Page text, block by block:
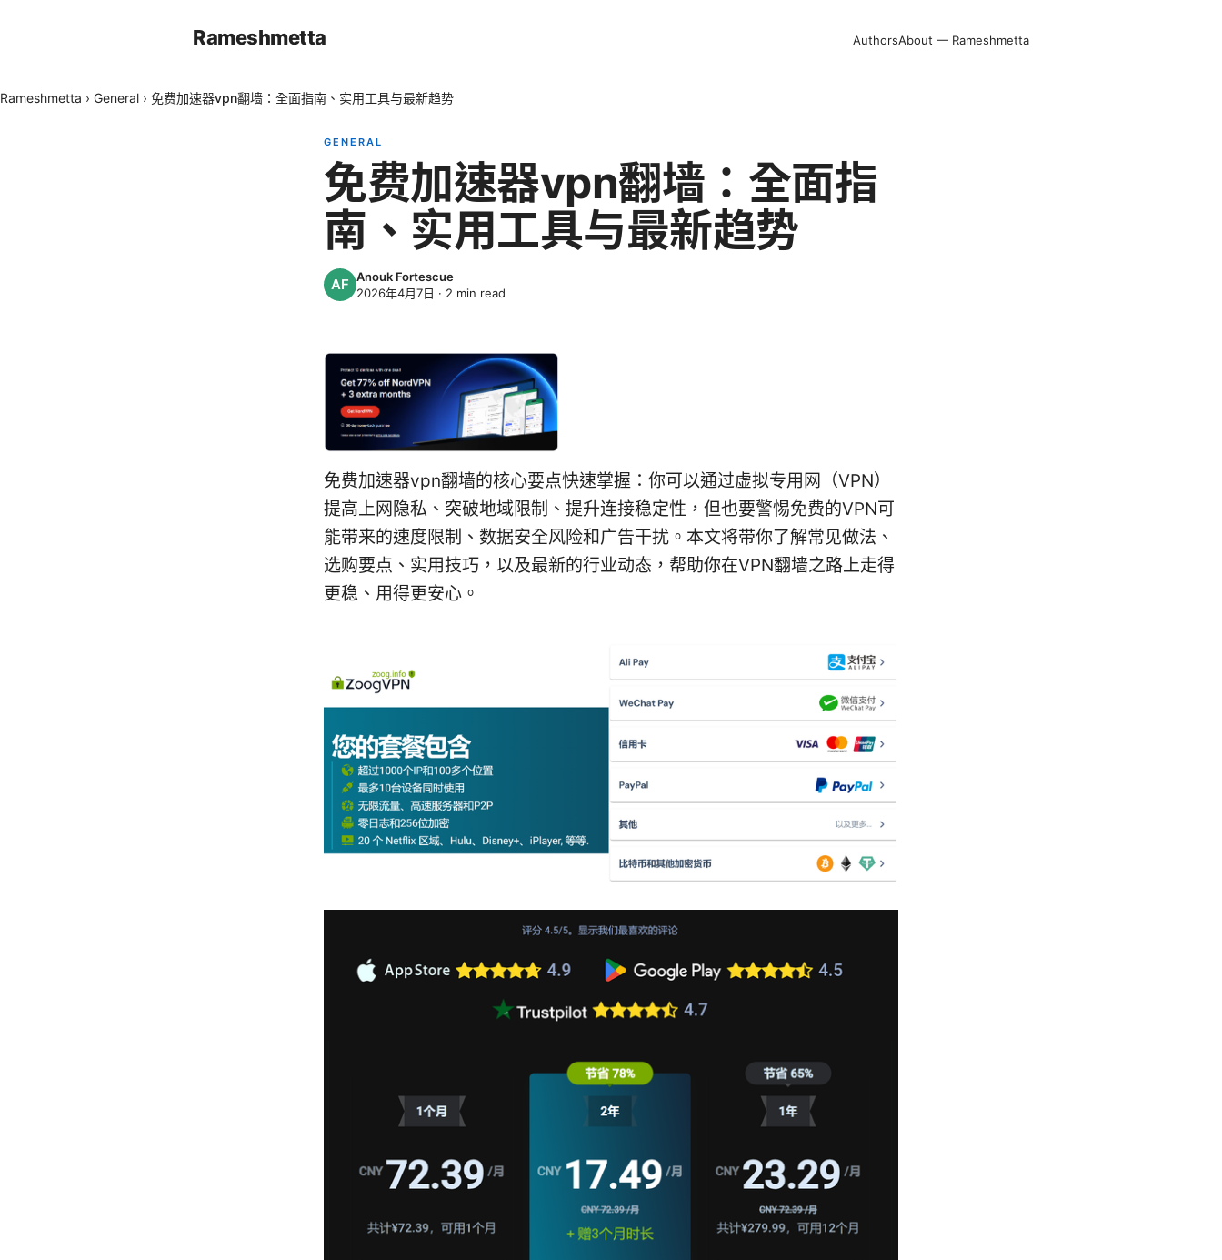
Rameshmetta AuthorsAbout — Rameshmetta
Rameshmetta › General › 免费加速器vpn翻墙：全面指南、实用工具与最新趋势
GENERAL
免费加速器vpn翻墙：全面指
南、实用工具与最新趋势
Anouk Fortescue
2026年4月7日 · 2 min read
免费加速器vpn翻墙的核心要点快速掌握：你可以通过虚拟专用网（VPN）
提高上网隐私、突破地域限制、提升连接稳定性，但也要警惕免费的VPN可
能带来的速度限制、数据安全风险和广告干扰。本文将带你了解常见做法、
选购要点、实用技巧，以及最新的行业动态，帮助你在VPN翻墙之路上走得
更稳、用得更安心。